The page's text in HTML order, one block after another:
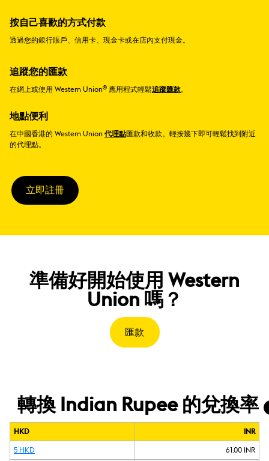
按自己喜歡的方式付款
透過您的銀行賬戶、信用卡、現金卡或在店內支付現金。
追蹤您的匯款
在網上或使用 Western Union® 應用程式輕鬆追蹤匯款。
地點便利
在中國香港的 Western Union 代理點匯款和收款。輕按幾下即可輕鬆找到附近
的代理點。
立即註冊
準備好開始使用 Western
Union 嗎？
匯款
轉換 Indian Rupee 的兌換率
HKD INR
5 HKD 61.00 INR